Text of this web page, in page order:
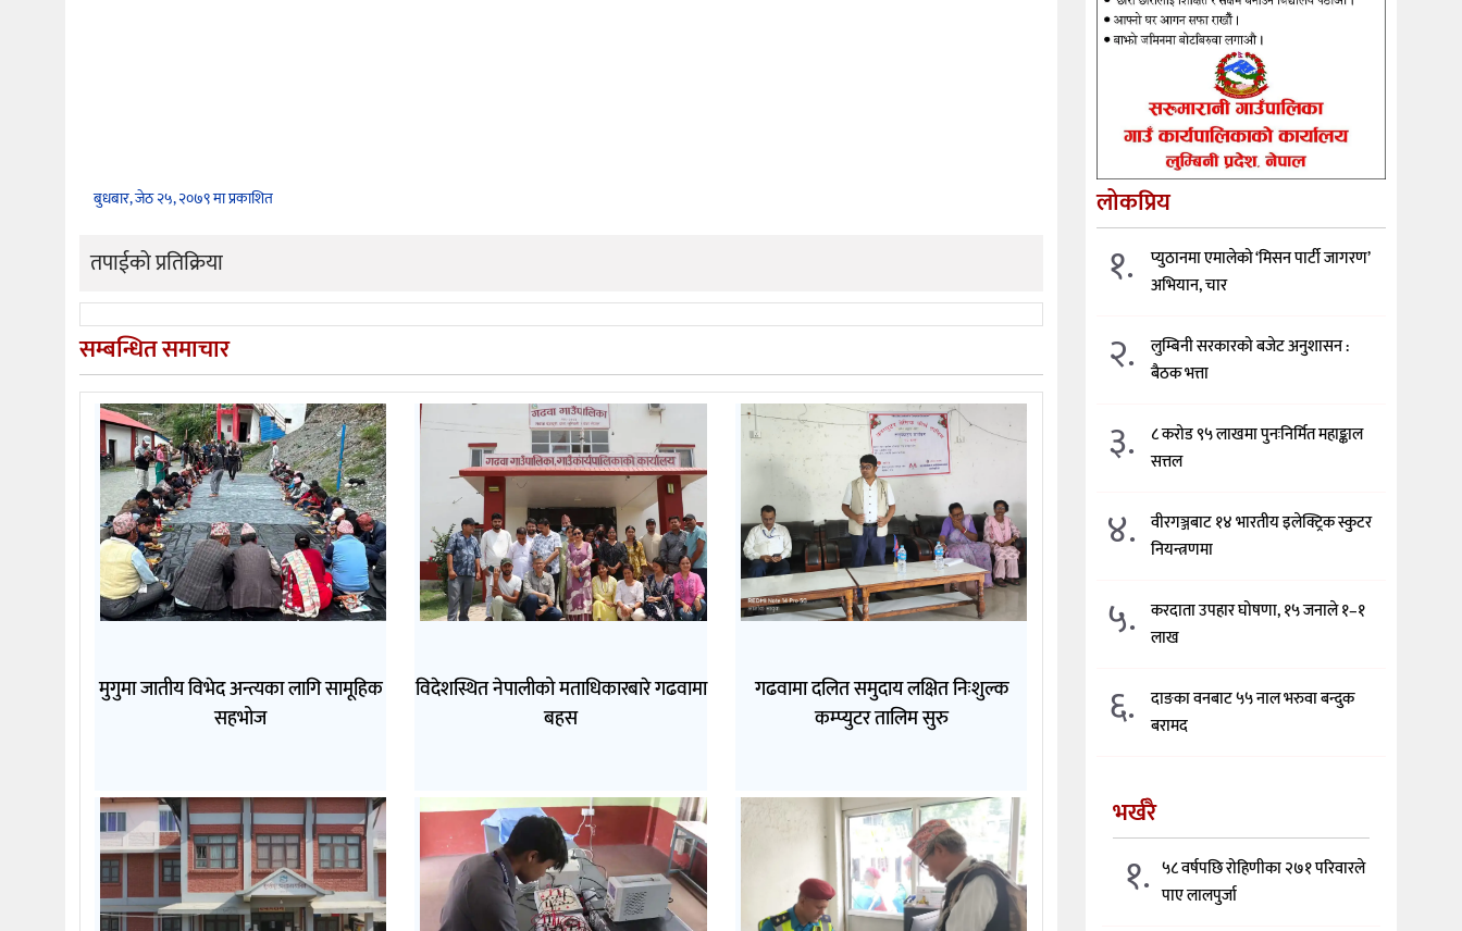
बुधबार, जेठ २५, २०७९ मा प्रकाशित
तपाईको प्रतिक्रिया
सम्बन्धित समाचार
मुगुमा जातीय विभेद अन्त्यका लागि सामूहिक
सहभोज
विदेशस्थित नेपालीको मताधिकारबारे गढवामा
बहस
गढवामा दलित समुदाय लक्षित निःशुल्क
कम्प्युटर तालिम सुरु
लोकप्रिय
१.
प्युठानमा एमालेको ‘मिसन पार्टी जागरण’
अभियान, चार
२.
लुम्बिनी सरकारको बजेट अनुशासन :
बैठक भत्ता
३.
८ करोड ९५ लाखमा पुनःनिर्मित महाङ्काल
सत्तल
४.
वीरगञ्जबाट १४ भारतीय इलेक्ट्रिक स्कुटर
नियन्त्रणमा
५.
करदाता उपहार घोषणा, १५ जनाले १–१
लाख
६.
दाङका वनबाट ५५ नाल भरुवा बन्दुक
बरामद
भर्खरै
१. ५८ वर्षपछि रोहिणीका २७१ परिवारले
पाए लालपुर्जा